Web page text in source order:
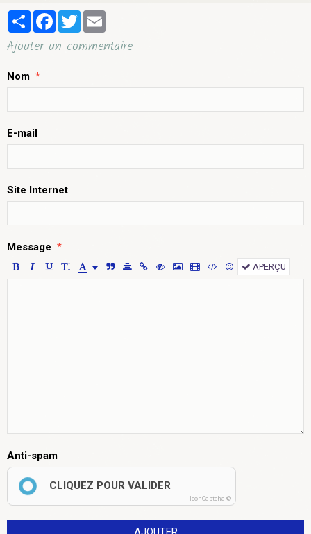
PartagerFacebook
Twitter
Ajouter un commentaire
Nom
E-mail
Site Internet
Message
APERÇU
Anti-spam
CLIQUEZ POUR VALIDER
IconCaptcha ©